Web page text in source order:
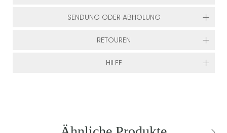
SENDUNG ODER ABHOLUNG
RETOUREN
HILFE